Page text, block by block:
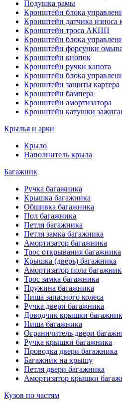
Подушка рамы
Кронштейн блока
Кронштейн датчика износа
Кронштейн троса АКПП
Кронштейн блока
Кронштейн форсунки
Кронштейн кнопок
Кронштейн ручки капота
Кронштейн блока
Кронштейн защиты картера
Кронштейн бампера
Кронштейн амортизатора
Кронштейн катушки
Крылья и арки
Крыло
Наполнитель крыла
Багажник
Ручка багажника
Крышка багажника
Обшивка багажника
Пол багажника
Петля багажника
Петля замка багажника
Амортизатор багажника
Трос открывания багажника
Крышка (дверь) багажника
Амортизатор пола
Трос замка багажника
Пружина багажника
Ниша запасного колеса
Ручка двери багажника
Доводчик крышки
Ниша багажника
Ограничитель двери
Ручка крышки багажника
Проводка двери багажника
Багажник на крышу
Петля двери багажника
Амортизатор крышки
Кузов по частям